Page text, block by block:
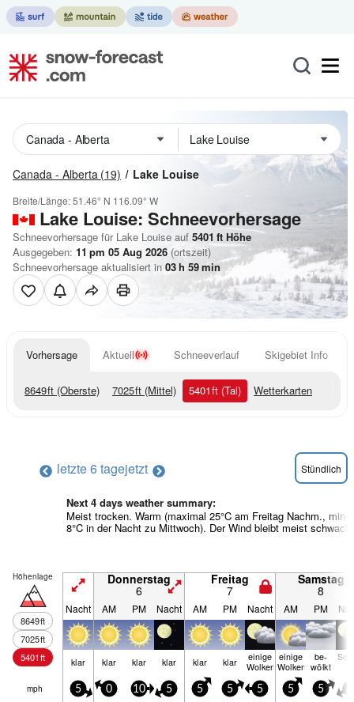
Canada - Alberta (19) Lake Louise
Breite/Länge:51.46° N 116.09° W
Lake Louise: Schneevorhersage
Schneevorhersage für Lake Louise auf 5401 ft Höhe
Ausgegeben: 11 pm 05 Aug 2026 (ortszeit)
Schneevorhersage aktualisiert in 03h 59min
Vorhersage Aktuell Schneeverlauf Skigebiet Info
8649ft (Oberste) 7025ft (Mittel) 5401ft (Tal) Wetterkarten
letzte 6 tagejetzt Stündlich
Next 4 days weather summary:
Meist trocken. Warm (maximal 25°C am Freitag Nachm., min
8°C in der Nacht zu Mittwoch). Der Wind bleibt meist
Höhenlage
8649ft
7025ft
5401ft
Donnerstag
6
Freitag
7
Samstag
8
Nacht AM PM Nacht AM PM Nacht AM PM
klar klar klar klar klar klar einige
Wolken
einige
Wolken
be­
wölkt
mph 5 0 10 5 5 5 5 5 5